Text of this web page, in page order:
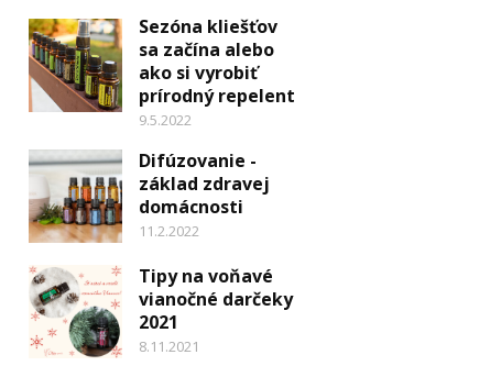
Sezóna kliešťov
sa začína alebo
ako si vyrobiť
prírodný repelent
9.5.2022
Difúzovanie -
základ zdravej
domácnosti
11.2.2022
Tipy na voňavé
vianočné darčeky
2021
8.11.2021